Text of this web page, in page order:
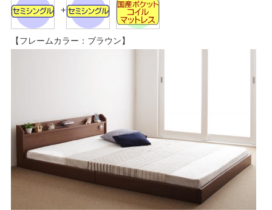
+
【フレームカラー：ブラウン】